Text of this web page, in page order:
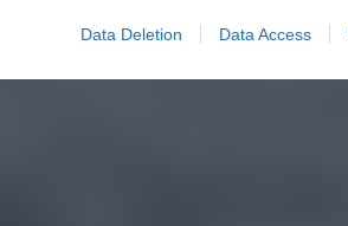
Data Deletion Data Access